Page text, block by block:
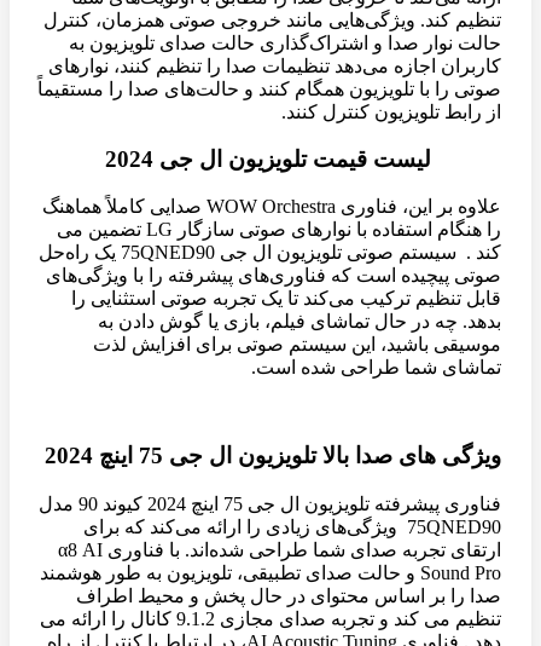
تنظیم کند. ویژگی‌هایی مانند خروجی صوتی همزمان، کنترل
حالت نوار صدا و اشتراک‌گذاری حالت صدای تلویزیون به
کاربران اجازه می‌دهد تنظیمات صدا را تنظیم کنند، نوارهای
صوتی را با تلویزیون همگام کنند و حالت‌های صدا را مستقیماً
از رابط تلویزیون کنترل کنند.
لیست قیمت تلویزیون ال جی 2024
علاوه بر این، فناوری WOW Orchestra صدایی کاملاً هماهنگ
را هنگام استفاده با نوارهای صوتی سازگار LG تضمین می
کند . سیستم صوتی تلویزیون ال جی 75QNED90 یک راه‌حل
صوتی پیچیده است که فناوری‌های پیشرفته را با ویژگی‌های
قابل تنظیم ترکیب می‌کند تا یک تجربه صوتی استثنایی را
بدهد. چه در حال تماشای فیلم، بازی یا گوش دادن به
موسیقی باشید، این سیستم صوتی برای افزایش لذت
تماشای شما طراحی شده است.
ویژگی های صدا بالا تلویزیون ال جی 75 اینچ 2024
فناوری پیشرفته تلویزیون ال جی 75 اینچ 2024 کیوند 90 مدل
75QNED90 ویژگی‌های زیادی را ارائه می‌کند که برای
ارتقای تجربه صدای شما طراحی شده‌اند. با فناوری α8 AI
Sound Pro و حالت صدای تطبیقی، تلویزیون به طور هوشمند
صدا را بر اساس محتوای در حال پخش و محیط اطراف
تنظیم می کند و تجربه صدای مجازی 9.1.2 کانال را ارائه می
دهد . فناوری AI Acoustic Tuning، در ارتباط با کنترل از راه